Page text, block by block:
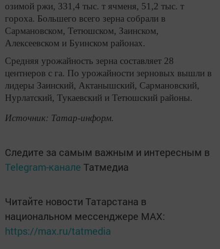
озимой ржи, 331,4 тыс. т ячменя, 51,2 тыс. т
гороха. Большего всего зерна собрали в
Сармановском, Тетюшском, Заинском,
Алексеевском и Буинском районах.
Средняя урожайность зерна составляет 28
центнеров с га. По урожайности зерновых вышли в
лидеры Заинский, Актанышский, Сармановский,
Нурлатский, Тукаевский и Тетюшский районы.
Источник: Татар-информ.
Следите за самым важным и интересным в
Telegram-канале Татмедиа
Читайте новости Татарстана в
национальном мессенджере MАХ:
https://max.ru/tatmedia